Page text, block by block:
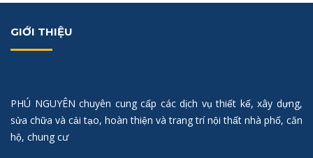
GIỚI THIỆU
PHÚ NGUYÊN chuyên cung cấp các dịch vụ thiết kế, xây dựng,
sửa chữa và cải tạo, hoàn thiện và trang trí nội thất nhà phố, căn
hộ, chung cư